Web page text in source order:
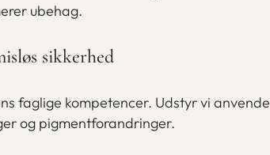
ubehag.
sikkerhed
faglige kompetencer. Udstyr vi
og pigmentforandringer.